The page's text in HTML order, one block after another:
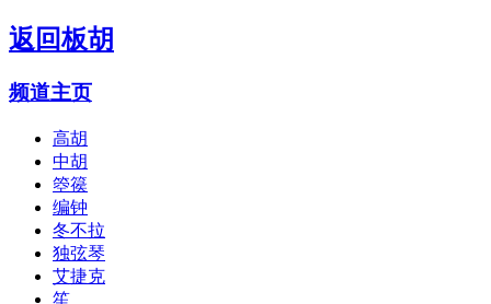
返回板胡
频道主页
高胡
中胡
箜篌
编钟
冬不拉
独弦琴
艾捷克
笙